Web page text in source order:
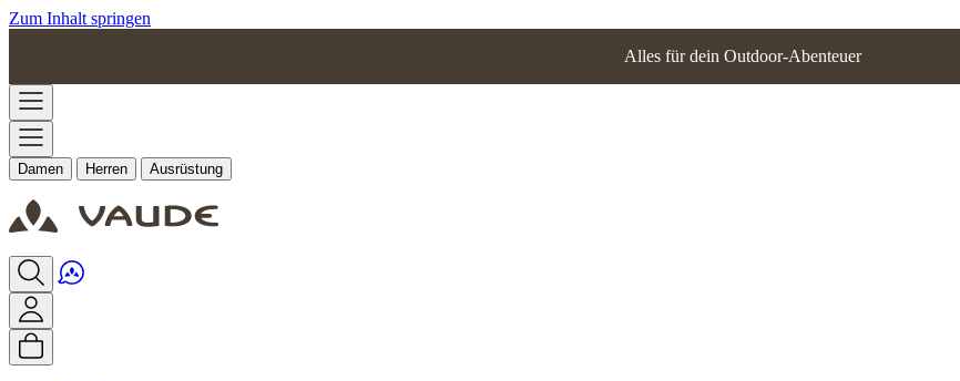
Zum Inhalt springen
Alles für dein Outdoor-Abenteuer
Damen Herren Ausrüstung